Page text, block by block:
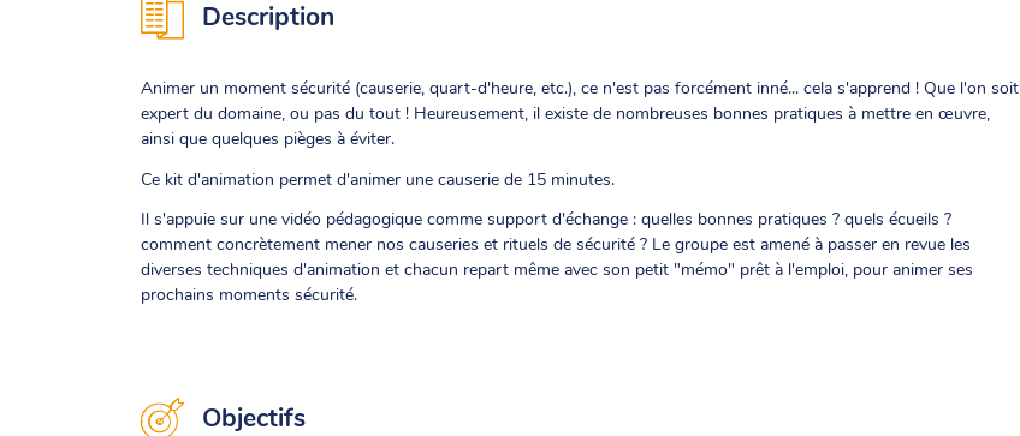
Description
Animer un moment sécurité (causerie, quart-d'heure, etc.), ce n'est pas forcément inné... cela s'apprend ! Que l'on soit
expert du domaine, ou pas du tout ! Heureusement, il existe de nombreuses bonnes pratiques à mettre en œuvre,
ainsi que quelques pièges à éviter.
Ce kit d'animation permet d'animer une causerie de 15 minutes.
Il s'appuie sur une vidéo pédagogique comme support d'échange : quelles bonnes pratiques ? quels écueils ?
comment concrètement mener nos causeries et rituels de sécurité ? Le groupe est amené à passer en revue les
diverses techniques d'animation et chacun repart même avec son petit "mémo" prêt à l'emploi, pour animer ses
prochains moments sécurité.
Objectifs